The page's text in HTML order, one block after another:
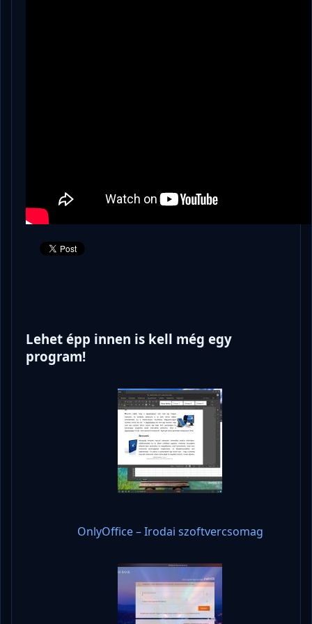
Lehet épp innen is kell még egy
program!
OnlyOffice – Irodai szoftvercsomag